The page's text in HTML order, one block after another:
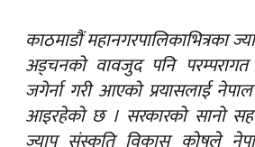
काठमाडौं महानगरपालिकाभित्रका
अड्चनको वावजुद पनि
जगेर्ना गरी आएको प्रयासलाई
आइरहेको छ । सरकारको सानो